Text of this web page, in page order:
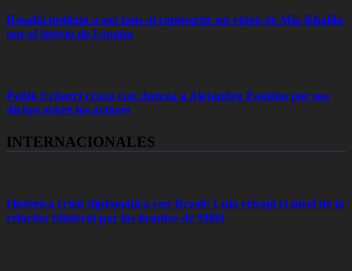
Rosalía indignó a sus fans al compartir un video de Mia Khalifa
por el festejo de España
Pablo Echarri cruzó con dureza a Alejandro Fantino por sus
dichos sobre los actores
INTERNACIONALES
Histórica crisis diplomática con Brasil: Lula rebajó el nivel de la
relación bilateral por los insultos de Milei